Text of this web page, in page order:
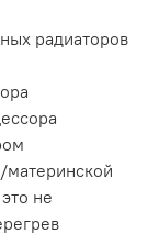
радиаторов
не